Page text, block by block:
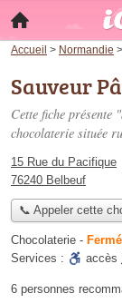
Accueil > Normandie >
Sauveur
Cette fiche
chocolaterie située
15 Rue du Pacifique
76240 Belbeuf
📞 Appeler cette
Chocolaterie -
Services :
accès
6 personnes